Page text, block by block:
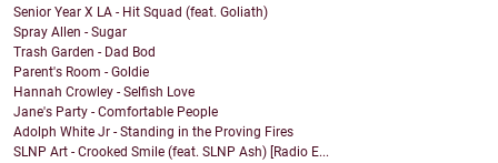
Senior Year X LA - Hit Squad (feat. Goliath)
Spray Allen - Sugar
Trash Garden - Dad Bod
Parent's Room - Goldie
Hannah Crowley - Selfish Love
Jane's Party - Comfortable People
Adolph White Jr - Standing in the Proving Fires
SLNP Art - Crooked Smile (feat. SLNP Ash) [Radio E...